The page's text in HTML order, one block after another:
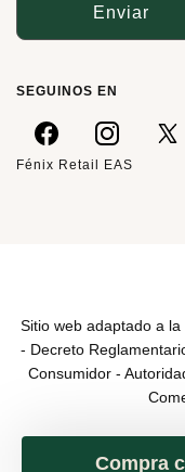
Enviar
SEGUINOS EN
Fénix Retail EAS
Sitio web adaptado a
- Decreto
Consumidor -
Compra